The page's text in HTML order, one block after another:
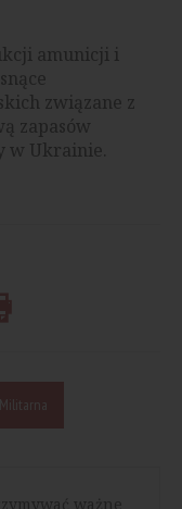
amunicji i
związane z
zapasów
w Ukrainie.
ważne